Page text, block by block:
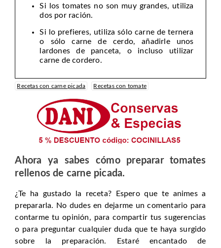
Si los tomates no son muy grandes, utiliza
dos por ración.
Si lo prefieres, utiliza sólo carne de ternera
o sólo carne de cerdo, añadirle unos
lardones de panceta, o incluso utilizar
carne de cordero.
Recetas con carne picada Recetas con tomate
Ahora ya sabes cómo preparar tomates
rellenos de carne picada.
¿Te ha gustado la receta? Espero que te animes a
prepararla. No dudes en dejarme un comentario para
contarme tu opinión, para compartir tus sugerencias
o para preguntar cualquier duda que te haya surgido
sobre la preparación. Estaré encantado de